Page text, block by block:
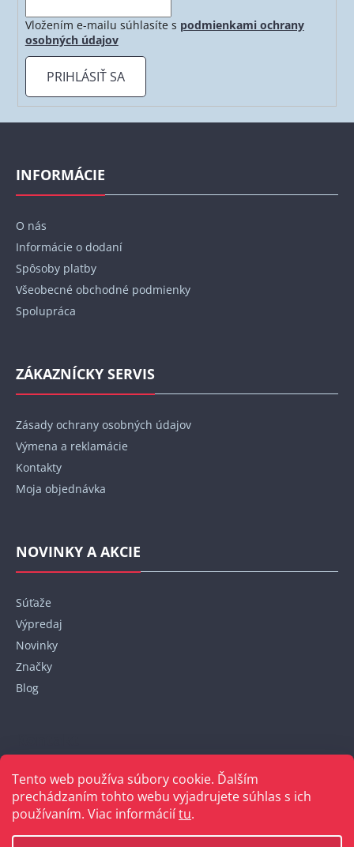
Tento web používa súbory cookie. Ďalším
prechádzaním tohto webu vyjadrujete súhlas s ich
používaním. Viac informáciítu.
Vložením e-mailu súhlasíte s podmienkami ochrany
osobných údajov
PRIHLÁSIŤ SA
Z
INFORMÁCIE
O nás
Informácie o dodaní
Spôsoby platby
Všeobecné obchodné podmienky
Spolupráca
ZÁKAZNÍCKY SERVIS
Zásady ochrany osobných údajov
Výmena a reklamácie
Kontakty
Moja objednávka
NOVINKY A AKCIE
Súťaže
Výpredaj
Novinky
Značky
Blog
+421 948 152 820